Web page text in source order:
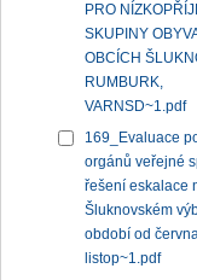
PRO
SKUPINY
OBCÍCH
RUMBURK,
VARNSD~1.pdf
169_Evaluace
orgánů veřejné
řešení eskalace
Šluknovském
období od
listop~1.pdf